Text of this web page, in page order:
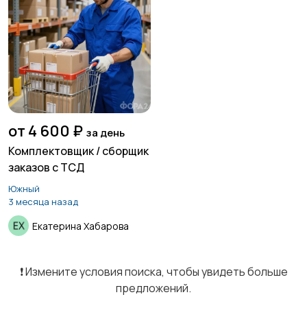
от 4 600 ₽ за день
Комплектовщик / сборщик
заказов с ТСД
Южный
3 месяца назад
Екатерина Хабарова
❗️ Измените условия поиска, чтобы увидеть больше
предложений.